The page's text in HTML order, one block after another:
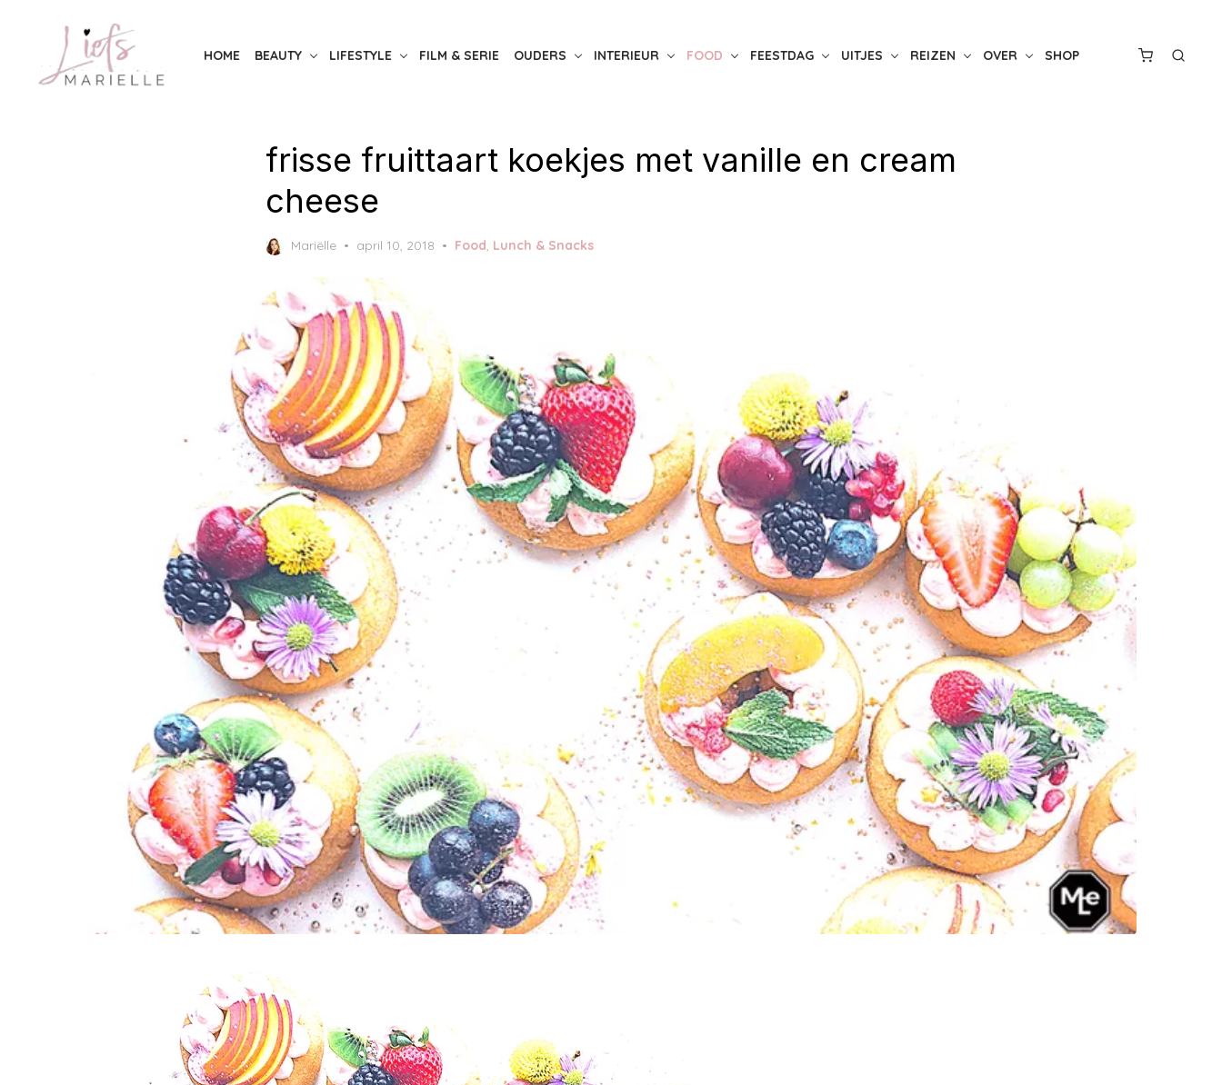
content
HOME BEAUTY LIFESTYLE FILM & SERIE OUDERS INTERIEUR FOOD FEESTDAG UITJES REIZEN OVER SHOP
frisse fruittaart koekjes met vanille en cream
cheese
Mariëlle
Posted
april 10, 2018 Food Lunch & Snacks